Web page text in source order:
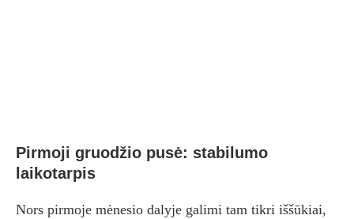
Pirmoji gruodžio pusė: stabilumo
laikotarpis
Nors pirmoje mėnesio dalyje galimi tam tikri iššūkiai,